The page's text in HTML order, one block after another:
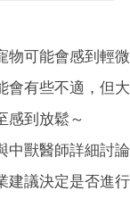
物可能會感到輕微
會有些不適，但大
感到放鬆～
中獸醫師詳細討論
建議決定是否進行